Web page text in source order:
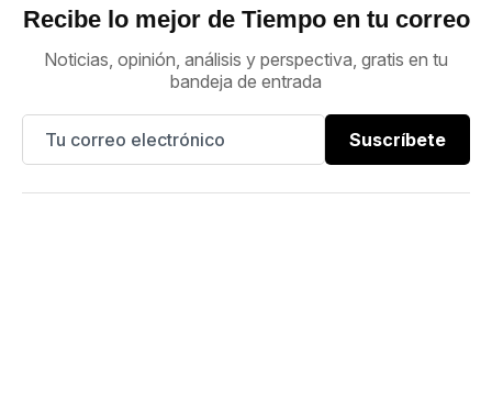
Recibe lo mejor de Tiempo en tu correo
Noticias, opinión, análisis y perspectiva, gratis en tu
bandeja de entrada
Suscríbete